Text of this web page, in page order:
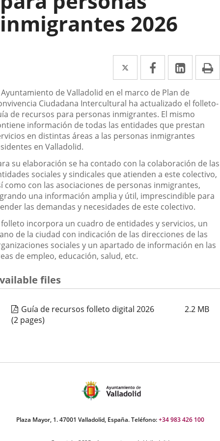
inmigrantes 2026
Twitter
Enlace
a
una
aplicación
externa.
Facebook
Enlace
a
una
aplicación
externa.
Enlace
a
una
Ayuntamiento de Valladolid en el marco de Plan de
Ciudadana Intercultural ha actualizado el folleto-
de recursos para personas inmigrantes. El mismo
información de todas las entidades que prestan
en distintas áreas a las personas inmigrantes
en Valladolid.
su elaboración se ha contado con la colaboración de las
sociales y sindicales que atienden a este colectivo,
como con las asociaciones de personas inmigrantes,
una información amplia y útil, imprescindible para
las demandas y necesidades de este colectivo.
folleto incorpora un cuadro de entidades y servicios, un
de la ciudad con indicación de las direcciones de las
sociales y un apartado de información en las
de empleo, educación, salud, etc.
files
Guía de recursos folleto digital 2026 2.2 MB
(2 pages)
Plaza Mayor, 1. 47001 Valladolid, España. Teléfono:+34 983 426 100